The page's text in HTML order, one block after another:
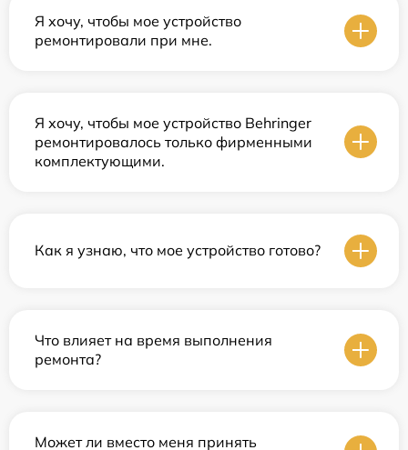
Я хочу, чтобы мое устройство
ремонтировали при мне.
Я хочу, чтобы мое устройство Behringer
ремонтировалось только фирменными
комплектующими.
Как я узнаю, что мое устройство готово?
Что влияет на время выполнения
ремонта?
Может ли вместо меня принять